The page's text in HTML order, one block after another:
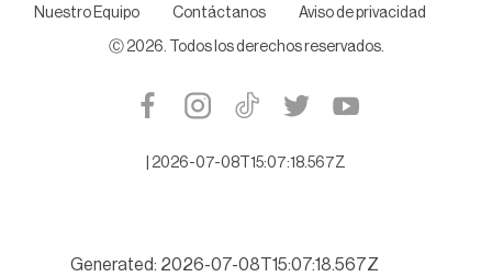
Nuestro Equipo Contáctanos Aviso de privacidad
Ⓒ 2026. Todos los derechos reservados.
2026-07-08T15:07:18.567Z
Generated: 2026-07-08T15:07:18.567Z